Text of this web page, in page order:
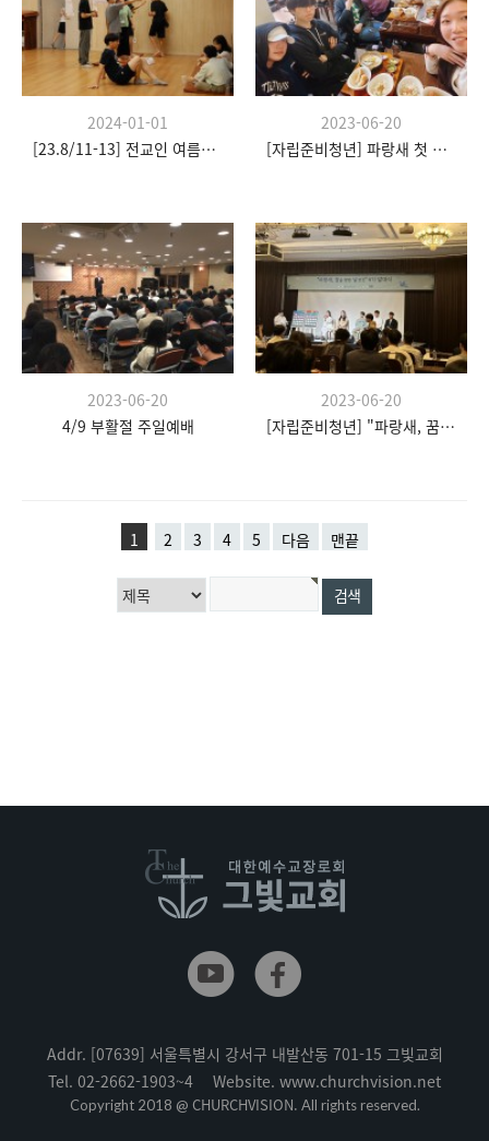
2024-01-01
[23.8/11-13] 전교인 여름수련회
2023-06-20
[자립준비청년] 파랑새 첫 모임
2023-06-20
4/9 부활절 주일예배
2023-06-20
[자립준비청년] "파랑새, 꿈을 향한 날갯짓" 발대식
1 2 3 4 5 다음 맨끝
Addr. [07639] 서울특별시 강서구 내발산동 701-15 그빛교회
Tel. 02-2662-1903~4 Website. www.churchvision.net
Copyright 2018 @ CHURCHVISION. All rights reserved.